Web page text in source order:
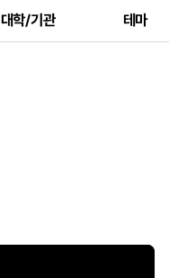
대학/기관 테마